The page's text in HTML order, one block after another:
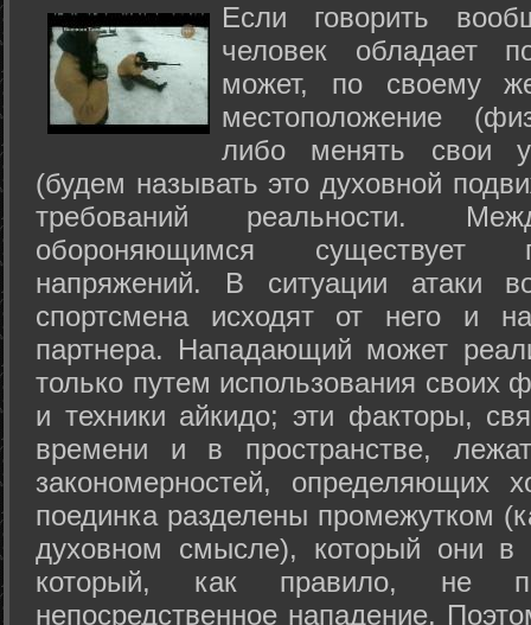
Если говорить
человек обладает
может, по своему
местоположение
либо менять свои
(будем называть это духовной
требований реальности.
обороняющимся существует
напряжений. В ситуации атаки
спортсмена исходят от него и
партнера. Нападающий может
только путем использования своих
и техники айкидо; эти факторы,
времени и в пространстве,
закономерностей, определяющих
поединка разделены промежутком
духовном смысле), который они в
который, как правило, не
непосредственное нападение.